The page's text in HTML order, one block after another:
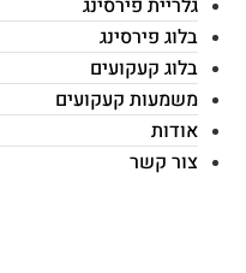
בלוג פירסינג
בלוג קעקועים
משמעות קעקועים
אודות
צור קשר